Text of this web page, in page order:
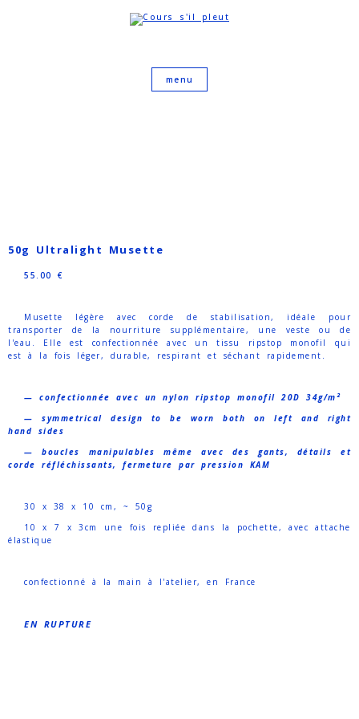
50g Ultralight Musette
55.00 €
Musette légère avec corde de stabilisation, idéale pour
transporter de la nourriture supplémentaire, une veste ou de
l'eau. Elle est confectionnée avec un tissu ripstop monofil qui
est à la fois léger, durable, respirant et séchant rapidement.
— confectionnée avec un nylon ripstop monofil 20D 34g/m²
— symmetrical design to be worn both on left and right
hand sides
— boucles manipulables même avec des gants, détails et
corde réfléchissants, fermeture par pression KAM
30 x 38 x 10 cm, ~ 50g
10 x 7 x 3cm une fois repliée dans la pochette, avec attache
élastique
confectionné à la main à l'atelier, en France
EN RUPTURE